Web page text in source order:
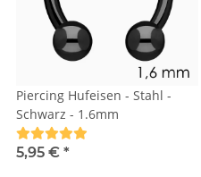
Piercing Hufeisen - Stahl -
Schwarz - 1.6mm
5,95 € *